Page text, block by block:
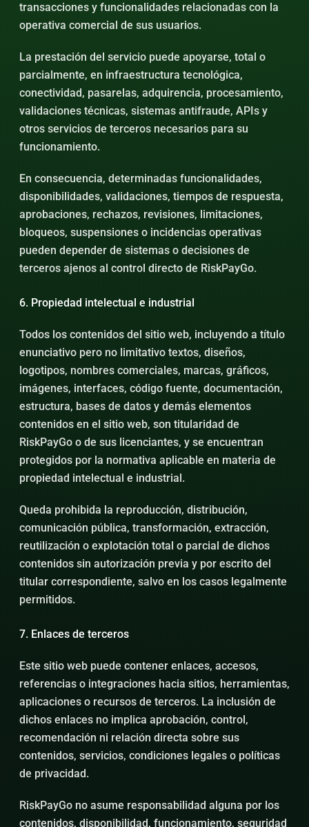
transacciones y funcionalidades relacionadas con la
operativa comercial de sus usuarios.
La prestación del servicio puede apoyarse, total o
parcialmente, en infraestructura tecnológica,
conectividad, pasarelas, adquirencia, procesamiento,
validaciones técnicas, sistemas antifraude, APIs y
otros servicios de terceros necesarios para su
funcionamiento.
En consecuencia, determinadas funcionalidades,
disponibilidades, validaciones, tiempos de respuesta,
aprobaciones, rechazos, revisiones, limitaciones,
bloqueos, suspensiones o incidencias operativas
pueden depender de sistemas o decisiones de
terceros ajenos al control directo de RiskPayGo.
6. Propiedad intelectual e industrial
Todos los contenidos del sitio web, incluyendo a título
enunciativo pero no limitativo textos, diseños,
logotipos, nombres comerciales, marcas, gráficos,
imágenes, interfaces, código fuente, documentación,
estructura, bases de datos y demás elementos
contenidos en el sitio web, son titularidad de
RiskPayGo o de sus licenciantes, y se encuentran
protegidos por la normativa aplicable en materia de
propiedad intelectual e industrial.
Queda prohibida la reproducción, distribución,
comunicación pública, transformación, extracción,
reutilización o explotación total o parcial de dichos
contenidos sin autorización previa y por escrito del
titular correspondiente, salvo en los casos legalmente
permitidos.
7. Enlaces de terceros
Este sitio web puede contener enlaces, accesos,
referencias o integraciones hacia sitios, herramientas,
aplicaciones o recursos de terceros. La inclusión de
dichos enlaces no implica aprobación, control,
recomendación ni relación directa sobre sus
contenidos, servicios, condiciones legales o políticas
de privacidad.
RiskPayGo no asume responsabilidad alguna por los
contenidos, disponibilidad, funcionamiento, seguridad